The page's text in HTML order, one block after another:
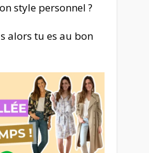
style personnel ?
alors tu es au bon